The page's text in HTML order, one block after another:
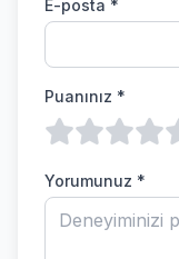
E-posta *
Puanınız *
Yorumunuz *